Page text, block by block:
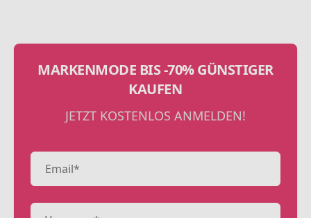
MARKENMODE BIS -70% GÜNSTIGER
KAUFEN
JETZT KOSTENLOS ANMELDEN!